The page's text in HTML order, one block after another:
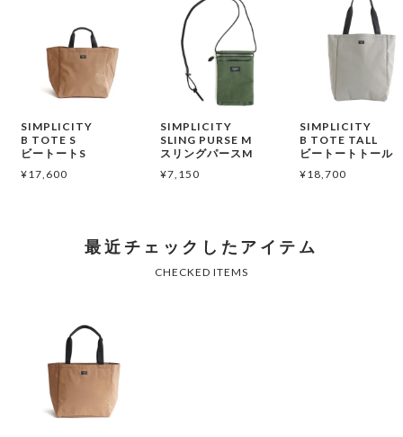
SIMPLICITY
B TOTE S
ビートートS
¥17,600
SIMPLICITY
SLING PURSE M
スリングパースM
¥7,150
SIMPLICITY
B TOTE TALL
ビートートトール
¥18,700